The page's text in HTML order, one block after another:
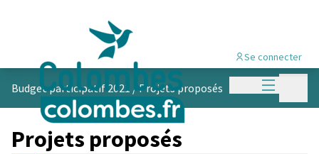
Menu
Se connecter
Budget participatif 2021 /Projets proposés
Projets proposés